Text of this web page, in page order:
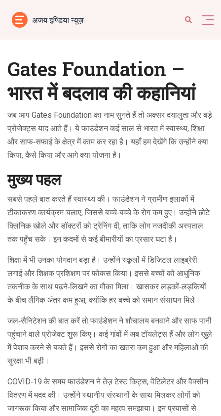
Gates Foundation –
भारत में बदलाव की कहानियां
जब आप Gates Foundation का नाम सुनते हैं तो अक्सर दयालुता और बड़े
प्रोजेक्ट्स याद आते हैं। ये फाउंडेशन कई साल से भारत में स्वास्थ्य, शिक्षा
और साफ‑सफाई के क्षेत्र में काम कर रहा है। यहाँ हम देखेंगे कि उन्होंने क्या
किया, कैसे किया और आगे क्या योजना है।
मुख्य पहल
सबसे पहले बात करते हैं स्वास्थ्य की। फाउंडेशन ने ग्रामीण इलाकों में
टीकाकरण कार्यक्रम चलाए, जिससे बच्‍चे‑बच्चे के रोग कम हुए। उन्होंने छोटे
क्लिनिक खोले और डॉक्टरों को ट्रेनिंग दी, ताकि लोग नजदीकी अस्पताल
तक पहुँच सके। इन कदमों से कई बीमारीयों का प्रसार घटा है।
शिक्षा में भी उनका योगदान बड़ा है। उन्होंने स्कूलों में डिजिटल लाइब्रेरी
लगाई और शिक्षक प्रशिक्षण पर फोकस किया। इससे बच्चों को आधुनिक
तकनीक के साथ पढ़ने‑लिखने का मौका मिला। खासकर लड़कों‑लड़कियों
के बीच लैंगिक अंतर कम हुआ, क्योंकि हर बच्चे को समान संसाधन मिले।
जल‑सैनिटेशन की बात करें तो फाउंडेशन ने शौचालय बनवाने और साफ पानी
पहुंचाने वाले प्रोजेक्ट शुरू किए। कई गांवों में अब टॉयलेट्स हैं और लोग खुले
में पेशाब करने से बचते हैं। इससे रोगों का खतरा कम हुआ और महिलाओं की
सुरक्षा भी बढ़ी।
COVID‑19 के समय फाउंडेशन ने तेज़ टेस्ट किट्स, वेंटिलेटर और वैक्सीन
वितरण में मदद की। उन्होंने स्थानीय संस्थानों के साथ मिलकर लोगों को
जागरूक किया और सामाजिक दूरी का महत्व समझाया। इन प्रयासों से